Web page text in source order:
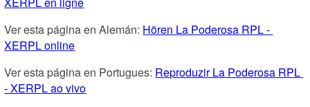
Ver esta página en Alemán: Hören La Poderosa RPL -
XERPL online
Ver esta página en Portugues: Reproduzir La Poderosa RPL
- XERPL ao vivo